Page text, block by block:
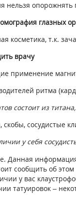
нельзя
глазных
косметика, т.к.
врачу
применение
ритма
состоит из
скобы, сосудистые
у себя
Данная
сообщить об
у вас
татуировок –